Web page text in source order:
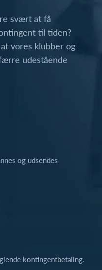
svært at få
til tiden?
vores klubber og
udestående
og udsendes
kontingentbetaling.